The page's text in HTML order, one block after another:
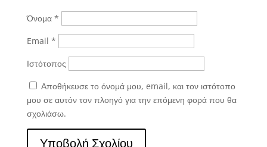
Όνομα *
Email *
Ιστότοπος
Αποθήκευσε το όνομά μου, email, και τον ιστότοπο
μου σε αυτόν τον πλοηγό για την επόμενη φορά που θα
σχολιάσω.